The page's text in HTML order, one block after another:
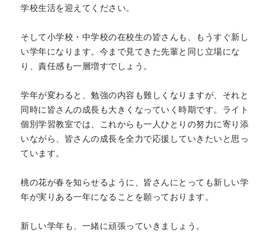
学校生活を迎えてください。
そして小学校・中学校の在校生の皆さんも、もうすぐ新し
い学年になります。今まで見てきた先輩と同じ立場にな
り、責任感も一層増すでしょう。
学年が変わると、勉強の内容も難しくなりますが、それと
同時に皆さんの成長も大きくなっていく時期です。ライト
個別学習教室では、これからも一人ひとりの努力に寄り添
いながら、皆さんの成長を全力で応援していきたいと思っ
ています。
桃の花が春を知らせるように、皆さんにとっても新しい学
年が実りある一年になることを願っております。
新しい学年も、一緒に頑張っていきましょう。